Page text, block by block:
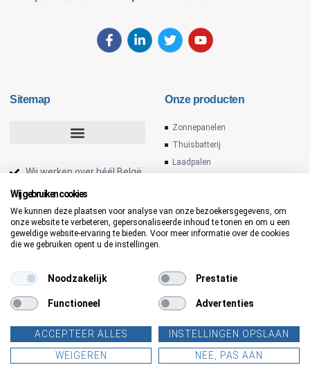
Sitemap
Wij werken over héél Belgë
PV installatie
Laadpaal thuis
Thuis batterij
Slimme laadpaal
bedrijven
Onze producten
Zonnepanelen
Thuisbatterij
Laadpalen
Copyright © 2026 Enovasolar | Gemaakt met❤doormoontree.be
Wij gebruiken cookies
We kunnen deze plaatsen voor analyse van onze bezoekersgegevens, om
onze website te verbeteren, gepersonaliseerde inhoud te tonen en om u een
geweldige website-ervaring te bieden. Voor meer informatie over de cookies
die we gebruiken opent u de instellingen.
Noodzakelijk Prestatie
Functioneel Advertenties
ACCEPTEER ALLES
INSTELLINGEN OPSLAAN
WEIGEREN
NEE, PAS AAN